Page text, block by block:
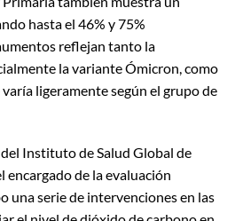
hasta el 46% y 75%
reflejan tanto la
la variante Ómicron, como
ligeramente según el grupo de
Instituto de Salud Global de
encargado de la evaluación
una serie de intervenciones en las